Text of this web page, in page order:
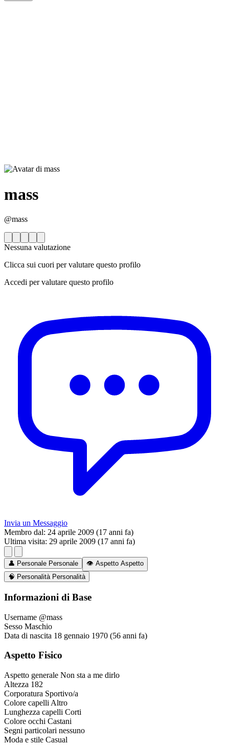
mass
@mass
Nessuna valutazione
Clicca sui cuori per valutare questo profilo
Accedi per valutare questo profilo
Invia un Messaggio
Membro dal: 24 aprile 2009 (17 anni fa)
Ultima visita: 29 aprile 2009 (17 anni fa)
👤 Personale Personale 👁️ Aspetto Aspetto
🧠 Personalità Personalità
Informazioni di Base
Username @mass
Sesso Maschio
Data di nascita 18 gennaio 1970 (56 anni fa)
Aspetto Fisico
Aspetto generale Non sta a me dirlo
Altezza 182
Corporatura Sportivo/a
Colore capelli Altro
Lunghezza capelli Corti
Colore occhi Castani
Segni particolari nessuno
Moda e stile Casual